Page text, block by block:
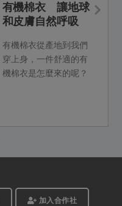
有機棉衣 讓地球
和皮膚自然呼吸
有機棉衣從產地到我們
穿上身，一件舒適的有
機棉衣是怎麼來的呢？
加入合作社